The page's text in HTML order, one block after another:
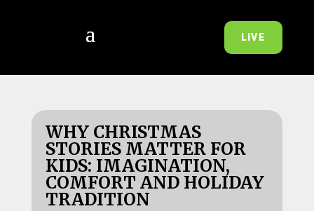
LIVE
WHY CHRISTMAS
STORIES MATTER FOR
KIDS: IMAGINATION,
COMFORT AND HOLIDAY
TRADITION